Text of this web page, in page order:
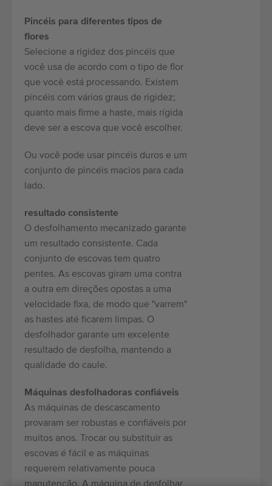
Pincéis para diferentes tipos de
flores
Selecione a rigidez dos pincéis que
você usa de acordo com o tipo de flor
que você está processando. Existem
pincéis com vários graus de rigidez;
quanto mais firme a haste, mais rígida
deve ser a escova que você escolher.
Ou você pode usar pincéis duros e um
conjunto de pincéis macios para cada
lado.
resultado consistente
O desfolhamento mecanizado garante
um resultado consistente. Cada
conjunto de escovas tem quatro
pentes. As escovas giram uma contra
a outra em direções opostas a uma
velocidade fixa, de modo que "varrem"
as hastes até ficarem limpas. O
desfolhador garante um excelente
resultado de desfolha, mantendo a
qualidade do caule.
Máquinas desfolhadoras confiáveis
As máquinas de descascamento
provaram ser robustas e confiáveis por
muitos anos. Trocar ou substituir as
escovas é fácil e as máquinas
requerem relativamente pouca
manutenção. A máquina de desfolhar